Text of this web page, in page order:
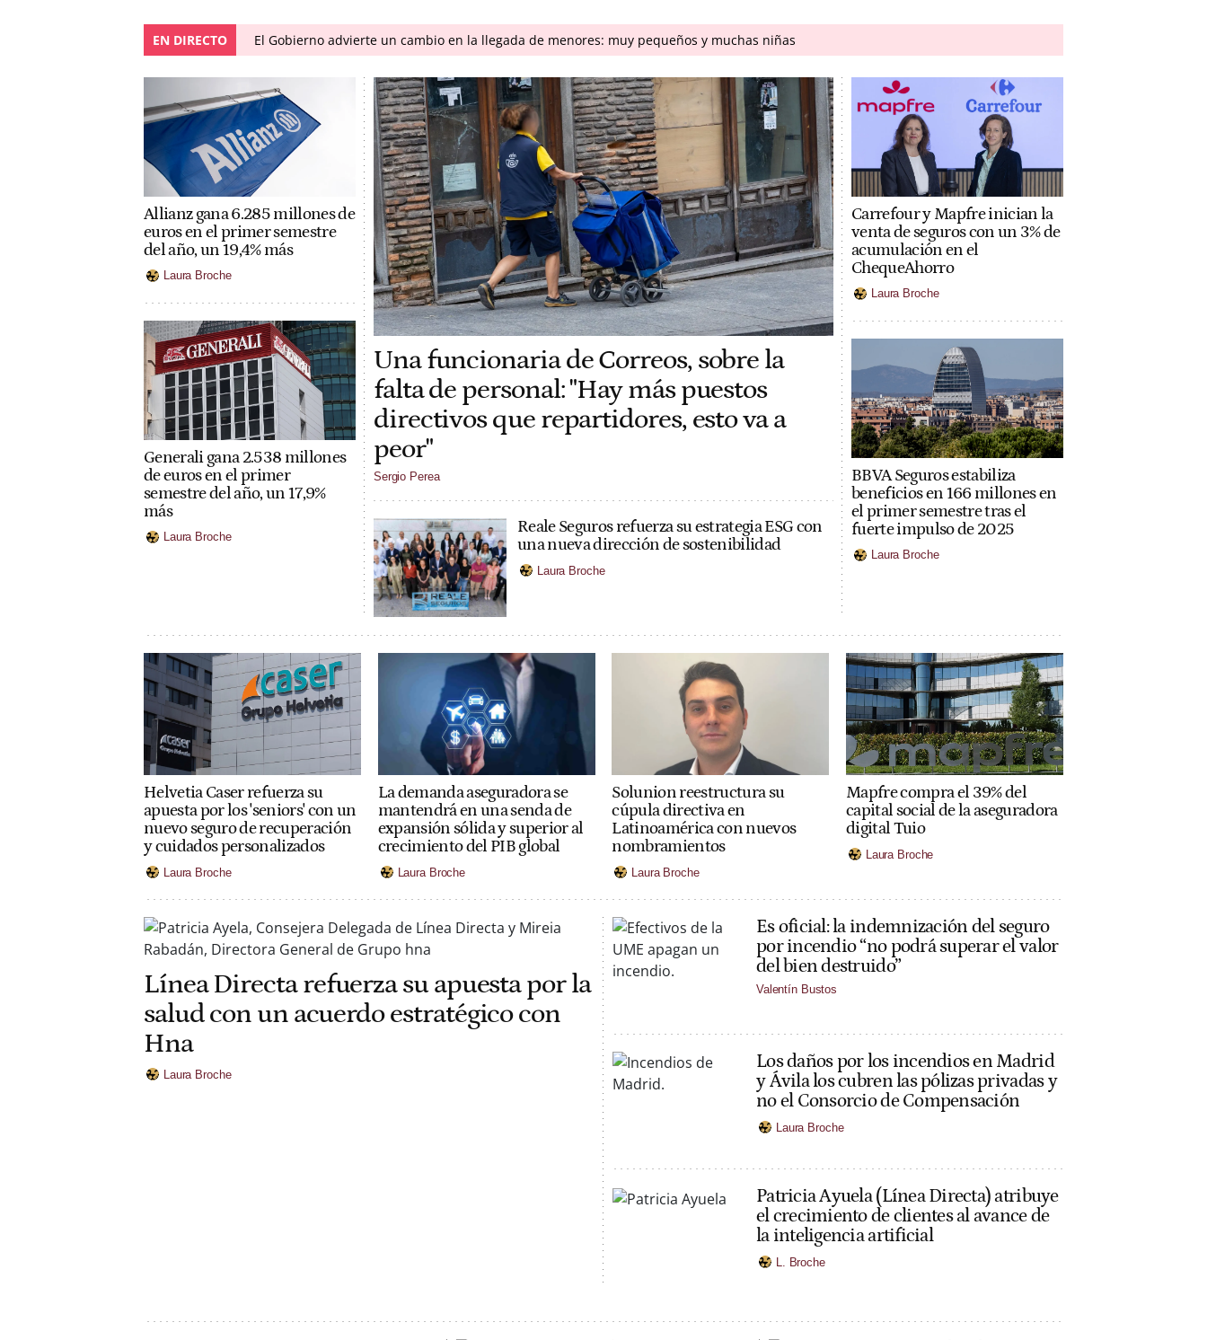
EN DIRECTO El Gobierno advierte un cambio en la llegada de menores: muy pequeños y muchas niñas
Allianz gana 6.285 millones de
euros en el primer semestre
del año, un 19,4% más
Laura Broche
Generali gana 2.538 millones
de euros en el primer
semestre del año, un 17,9%
más
Laura Broche
Una funcionaria de Correos, sobre la
falta de personal: "Hay más puestos
directivos que repartidores, esto va a
peor"
Sergio Perea
Reale Seguros refuerza su estrategia ESG con
una nueva dirección de sostenibilidad
Laura Broche
Carrefour y Mapfre inician la
venta de seguros con un 3% de
acumulación en el
ChequeAhorro
Laura Broche
BBVA Seguros estabiliza
beneficios en 166 millones en
el primer semestre tras el
fuerte impulso de 2025
Laura Broche
Helvetia Caser refuerza su
apuesta por los 'seniors' con un
nuevo seguro de recuperación
y cuidados personalizados
Laura Broche
La demanda aseguradora se
mantendrá en una senda de
expansión sólida y superior al
crecimiento del PIB global
Laura Broche
Solunion reestructura su
cúpula directiva en
Latinoamérica con nuevos
nombramientos
Laura Broche
Mapfre compra el 39% del
capital social de la aseguradora
digital Tuio
Laura Broche
Línea Directa refuerza su apuesta por la
salud con un acuerdo estratégico con
Hna
Laura Broche
Es oficial: la indemnización del seguro
por incendio “no podrá superar el valor
del bien destruido”
Valentín Bustos
Los daños por los incendios en Madrid
y Ávila los cubren las pólizas privadas y
no el Consorcio de Compensación
Laura Broche
Patricia Ayuela (Línea Directa) atribuye
el crecimiento de clientes al avance de
la inteligencia artificial
L. Broche